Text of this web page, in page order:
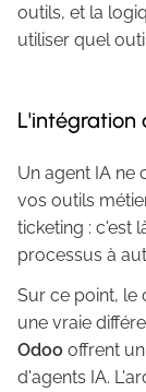
outils, et la
utiliser quel
L'intégration
Un agent IA ne
vos outils
ticketing : c'est
processus à
Sur ce point, le
une vraie
Odoo offrent
d'agents IA.